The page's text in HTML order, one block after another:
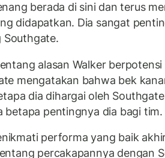
berada di sini dan terus
didapatkan. Dia sangat
Southgate.
alasan Walker
mengatakan bahwa bek
dia dihargai oleh
betapa pentingnya dia bagi tim.
performa yang baik
percakapannya dengan